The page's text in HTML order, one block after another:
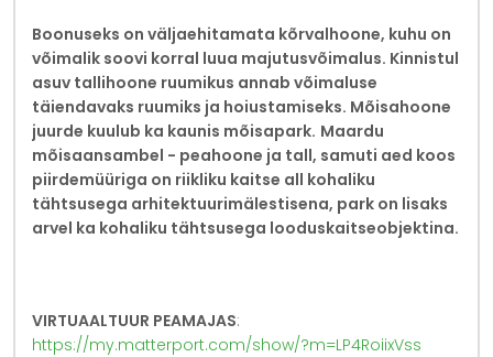
Boonuseks on väljaehitamata kõrvalhoone, kuhu on
võimalik soovi korral luua majutusvõimalus. Kinnistul
asuv tallihoone ruumikus annab võimaluse
täiendavaks ruumiks ja hoiustamiseks. Mõisahoone
juurde kuulub ka kaunis mõisapark. Maardu
mõisaansambel - peahoone ja tall, samuti aed koos
piirdemüüriga on riikliku kaitse all kohaliku
tähtsusega arhitektuurimälestisena, park on lisaks
arvel ka kohaliku tähtsusega looduskaitseobjektina.
VIRTUAALTUUR PEAMAJAS:
https://my.matterport.com/show/?m=LP4RoiixVss